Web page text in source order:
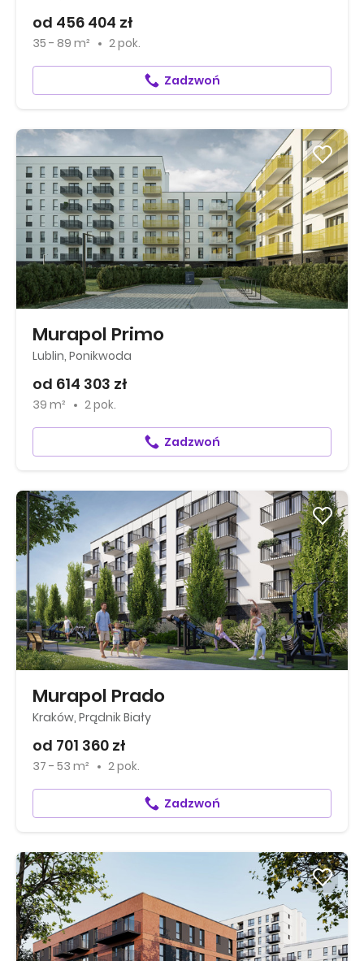
od 456 404 zł
35 - 89 m² 2 pok.
Zadzwoń
Murapol Primo
Lublin, Ponikwoda
od 614 303 zł
39 m² 2 pok.
Zadzwoń
Murapol Prado
Kraków, Prądnik Biały
od 701 360 zł
37 - 53 m² 2 pok.
Zadzwoń